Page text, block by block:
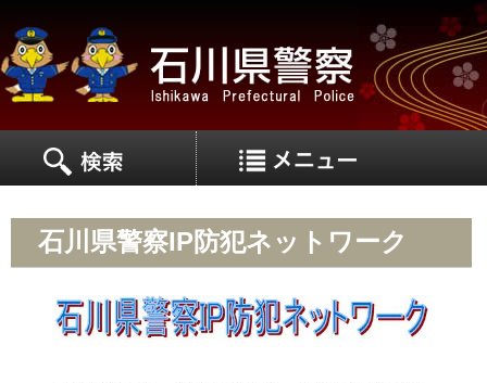
石川県警察IP防犯ネットワーク